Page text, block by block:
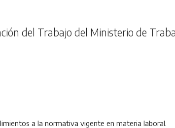
del Trabajo del Ministerio de
a la normativa vigente en materia laboral.